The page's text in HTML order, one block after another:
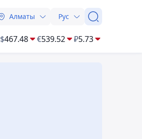
Алматы Рус
$467.48 €539.52 ₽5.73